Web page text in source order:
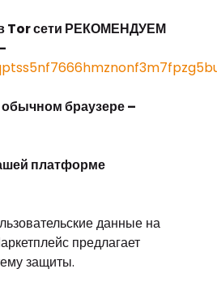
Tor сети РЕКОМЕНДУЕМ
браузере –
платформе
данные на
предлагает
защиты.